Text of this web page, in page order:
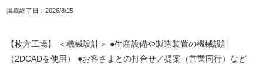
掲載終了日： 2026/8/25
【枚方工場】 ＜機械設計＞ ●生産設備や製造装置の機械設計
（2DCADを使用） ●お客さまとの打合せ／提案（営業同行）など